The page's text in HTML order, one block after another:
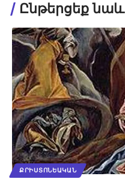
Ընթերցեք նաև
ՔՐԻՍՏՈՆԵԱԿԱՆ